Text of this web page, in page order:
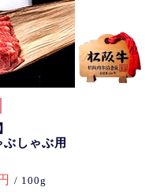
しゃぶ用
/ 100g